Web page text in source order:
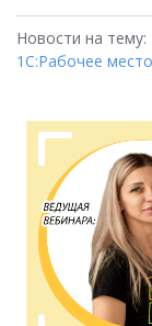
Новости на тему:
1С:Рабочее